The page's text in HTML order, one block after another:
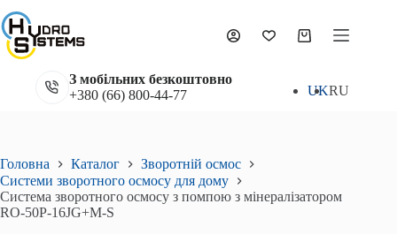
до
вмісту
7 770
Оригінальна
6 993₴
Поточна
Додати в кошикКошик
З мобільних безкоштовно
+380 (66) 800-44-77
UKRU
Головна Каталог
Зворотній осмос
Системи зворотного осмосу для дому
Система зворотного осмосу з помпою з мінералізатором
RO-50P-16JG+M-S